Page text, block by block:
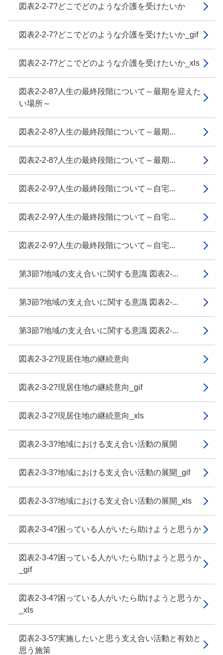
図表2-2-7?どこでどのような介護を受けたいか
図表2-2-7?どこでどのような介護を受けたいか_gif
図表2-2-7?どこでどのような介護を受けたいか_xls
図表2-2-8?人生の最終段階について～最期を迎えた
い場所～
図表2-2-8?人生の最終段階について～最期...
図表2-2-8?人生の最終段階について～最期...
図表2-2-9?人生の最終段階について～自宅...
図表2-2-9?人生の最終段階について～自宅...
図表2-2-9?人生の最終段階について～自宅...
第3節?地域の支え合いに関する意識 図表2-...
第3節?地域の支え合いに関する意識 図表2-...
第3節?地域の支え合いに関する意識 図表2-...
図表2-3-2?現居住地の継続意向
図表2-3-2?現居住地の継続意向_gif
図表2-3-2?現居住地の継続意向_xls
図表2-3-3?地域における支え合い活動の展開
図表2-3-3?地域における支え合い活動の展開_gif
図表2-3-3?地域における支え合い活動の展開_xls
図表2-3-4?困っている人がいたら助けようと思うか
図表2-3-4?困っている人がいたら助けようと思うか
_gif
図表2-3-4?困っている人がいたら助けようと思うか
_xls
図表2-3-5?実施したいと思う支え合い活動と有効と
思う施策